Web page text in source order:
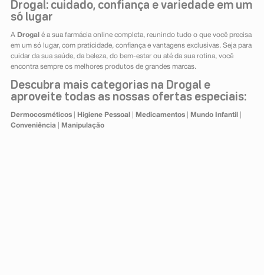
Drogal: cuidado, confiança e variedade em um
só lugar
A Drogal é a sua farmácia online completa, reunindo tudo o que você precisa
em um só lugar, com praticidade, confiança e vantagens exclusivas. Seja para
cuidar da sua saúde, da beleza, do bem-estar ou até da sua rotina, você
encontra sempre os melhores produtos de grandes marcas.
Descubra mais categorias na Drogal e
aproveite todas as nossas ofertas especiais:
Dermocosméticos| Higiene Pessoal Medicamentos| Mundo Infantil
Conveniência| Manipulação